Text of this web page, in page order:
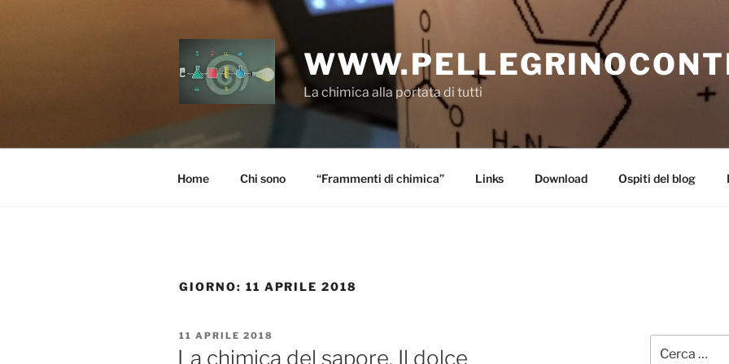
La chimica alla portata di tutti
Home Chi sono “Frammenti di chimica” Links Download Ospiti del blog
GIORNO: 11 APRILE 2018
PUBBLICATO
IL
11 APRILE 2018
La chimica del sapore. Il dolce